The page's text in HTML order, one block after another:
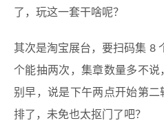
了，玩这一套干啥呢？
其次是淘宝展台，要扫码集 8
个能抽两次，集章数量多不
别早，说是下午两点开始第
排了，未免也太抠门了吧？